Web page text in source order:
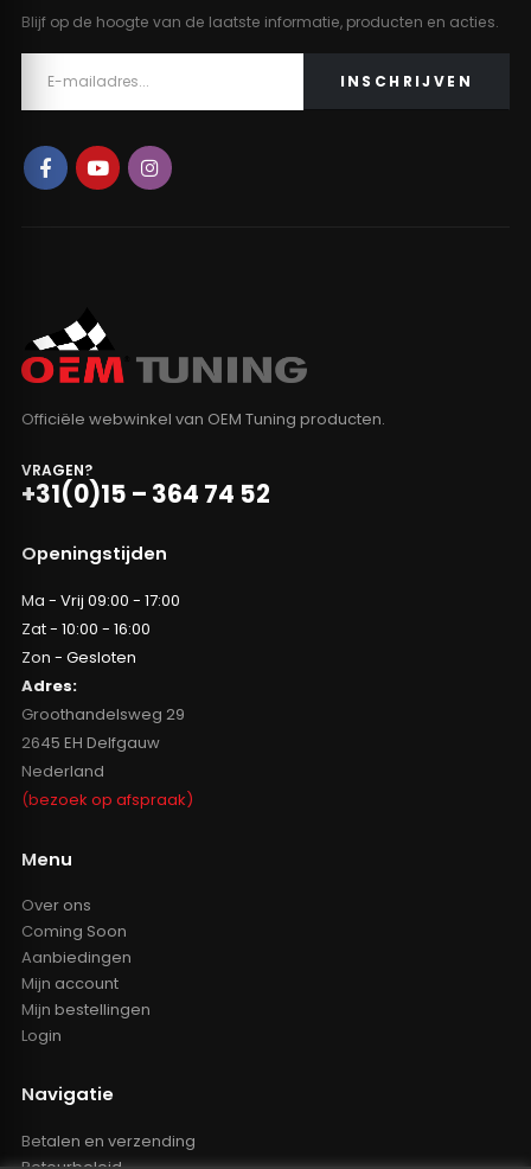
Blijf op de hoogte van de laatste informatie, producten en acties.
Officiële webwinkel van OEM Tuning producten.
VRAGEN?
+31(0)15 – 364 74 52
Openingstijden
Ma - Vrij 09:00 - 17:00
Zat - 10:00 - 16:00
Zon - Gesloten
Adres:
Groothandelsweg 29
2645 EH Delfgauw
Nederland
(bezoek op afspraak)
Menu
Over ons
Coming Soon
Aanbiedingen
Mijn account
Mijn bestellingen
Login
Navigatie
Betalen en verzending